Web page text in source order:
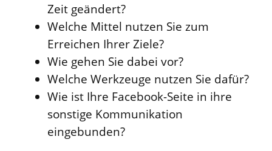
Zeit geändert?
Welche Mittel nutzen Sie zum
Erreichen Ihrer Ziele?
Wie gehen Sie dabei vor?
Welche Werkzeuge nutzen Sie dafür?
Wie ist Ihre Facebook-Seite in ihre
sonstige Kommunikation
eingebunden?